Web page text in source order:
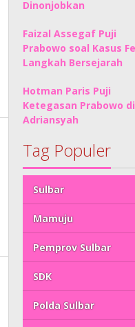
Dinonjobkan
Faizal Assegaf Puji
Prabowo soal Kasus
Langkah Bersejarah
Hotman Paris Puji
Ketegasan Prabowo
Adriansyah
Tag Populer
Sulbar
Mamuju
Pemprov Sulbar
SDK
Polda Sulbar